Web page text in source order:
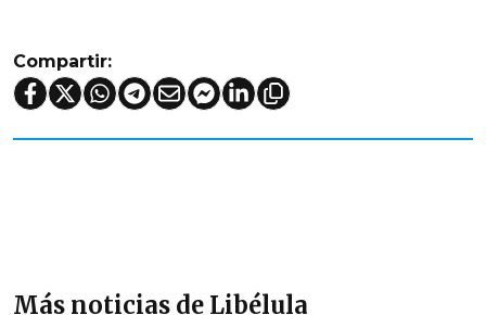
Compartir:
Más noticias de Libélula